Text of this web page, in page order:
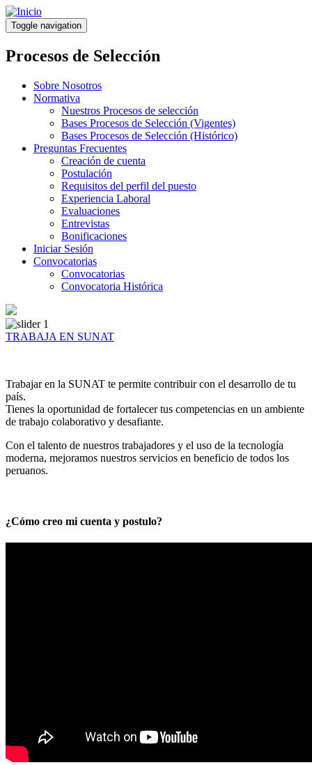
Pasar
al
contenido
principal
Toggle navigation
Procesos de Selección
Sobre Nosotros
Normativa
Nuestros Procesos de selección
Bases Procesos de Selección (Vigentes)
Bases Procesos de Selección (Histórico)
Preguntas Frecuentes
Creación de cuenta
Postulación
Requisitos del perfil del puesto
Experiencia Laboral
Evaluaciones
Entrevistas
Bonificaciones
Iniciar Sesión
Convocatorias
Convocatorias
Convocatoria Histórica
TRABAJA EN SUNAT
Trabajar en la SUNAT te permite contribuir con el desarrollo de tu
país.
Tienes la oportunidad de fortalecer tus competencias en un ambiente
de trabajo colaborativo y desafiante.
Con el talento de nuestros trabajadores y el uso de la tecnología
moderna, mejoramos nuestros servicios en beneficio de todos los
peruanos.
¿Cómo creo mi cuenta y postulo?